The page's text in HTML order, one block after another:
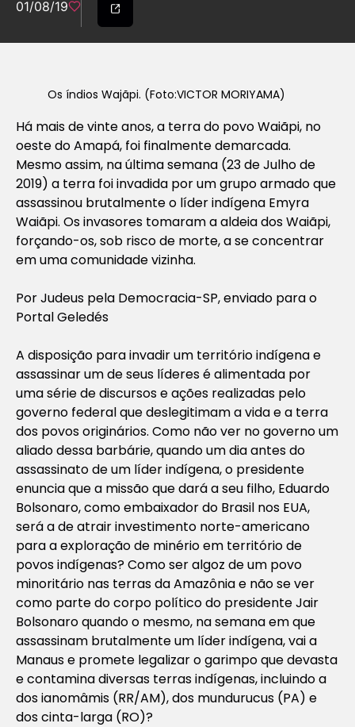
01/08/19
Os índios Wajãpi. (Foto:VICTOR MORIYAMA)
Há mais de vinte anos, a terra do povo Waiãpi, no
oeste do Amapá, foi finalmente demarcada.
Mesmo assim, na última semana (23 de Julho de
2019) a terra foi invadida por um grupo armado que
assassinou brutalmente o líder indígena Emyra
Waiãpi. Os invasores tomaram a aldeia dos Waiãpi,
forçando-os, sob risco de morte, a se concentrar
em uma comunidade vizinha.
PorJudeus pela Democracia-SP, enviado para o
Portal Geledés
A disposição para invadir um território indígena e
assassinar um de seus líderes é alimentada por
uma série de discursos e ações realizadas pelo
governo federal que deslegitimam a vida e a terra
dos povos originários. Como não ver no governo um
aliado dessa barbárie, quando um dia antes do
assassinato de um líder indígena, o presidente
enuncia que a missão que dará a seu filho, Eduardo
Bolsonaro, como embaixador do Brasil nos EUA,
será a de atrair investimento norte-americano
para a exploração de minério em território de
povos indígenas? Como ser algoz de um povo
minoritário nas terras da Amazônia e não se ver
como parte do corpo político do presidente Jair
Bolsonaro quando o mesmo, na semana em que
assassinam brutalmente um líder indígena, vai a
Manaus e promete legalizar o garimpo que devasta
e contamina diversas terras indígenas, incluindo a
dos ianomâmis (RR/AM), dos mundurucus (PA) e
dos cinta-larga (RO)?